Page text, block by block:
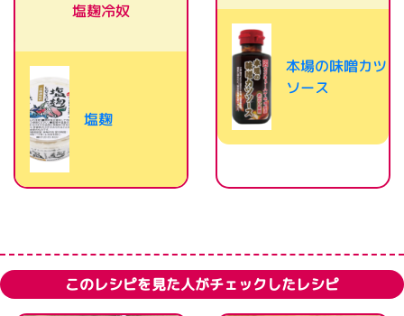
塩麹冷奴
塩麹
本場の味噌カツ
ソース
このレシピを見た人がチェックしたレシピ